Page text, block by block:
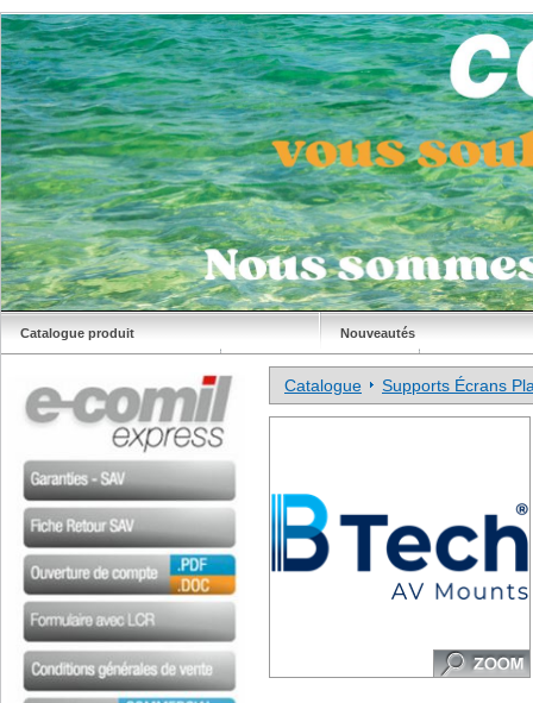
Catalogue produit Nouveautés
Site Comil
Catalogue Supports Écrans